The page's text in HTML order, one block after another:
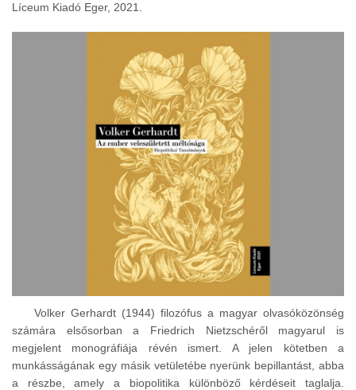
Líceum Kiadó Eger, 2021.
Volker Gerhardt (1944) filozófus a magyar olvasóközönség
számára elsősorban a Friedrich Nietzschéről magyarul is
megjelent monográfiája révén ismert. A jelen kötetben a
munkásságának egy másik vetületébe nyerünk bepillantást, abba
a részbe, amely a biopolitika különböző kérdéseit taglalja.